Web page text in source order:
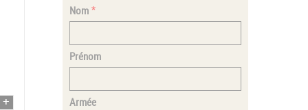
Nom
Prénom
Armée